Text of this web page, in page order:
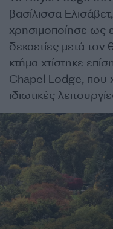
βασίλισσα
χρησιμοποίησε ως
δεκαετίες μετά
κτήμα χτίστηκε
Chapel Lodge, που
ιδιωτικές